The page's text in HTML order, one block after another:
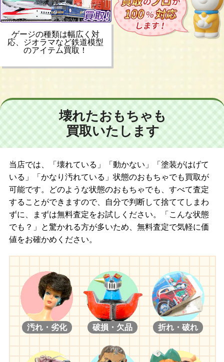
ゲージの種類は幅広く対
応、ジオラマなど鉄道模型
のアイテム買取！
壊れたおもちゃも
買取いたします
当店では、「壊れている」「動かない」「塗装がはげて
いる」「かなり汚れている」状態のおもちゃでも買取が
可能です。どのような状態のおもちゃでも、すべて査定
することができますので、自分で判断して捨ててしまわ
ずに、まずは無料査定をお試しください。「こんな状態
でも？」と驚かれる方が多いため、無料査定で気軽に価
値をお確かめください。
汚れ・劣化 破損・欠品 折れ・破れ